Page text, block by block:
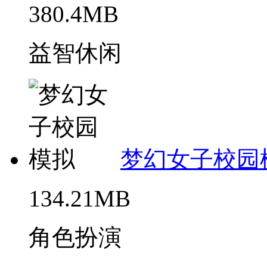
380.4MB
益智休闲
梦幻女子校园
134.21MB
角色扮演